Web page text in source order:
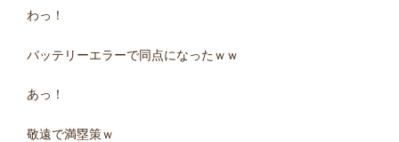
わっ！
バッテリーエラーで同点になったｗｗ
あっ！
敬遠で満塁策ｗ